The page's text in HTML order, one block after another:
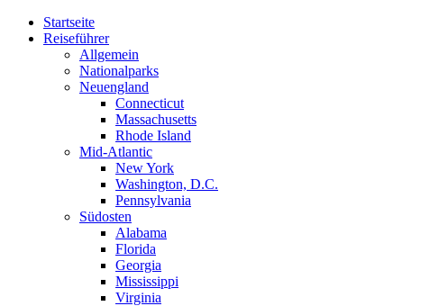
Startseite
Reiseführer
Allgemein
Nationalparks
Neuengland
Connecticut
Massachusetts
Rhode Island
Mid-Atlantic
New York
Washington, D.C.
Pennsylvania
Südosten
Alabama
Florida
Georgia
Mississippi
Virginia